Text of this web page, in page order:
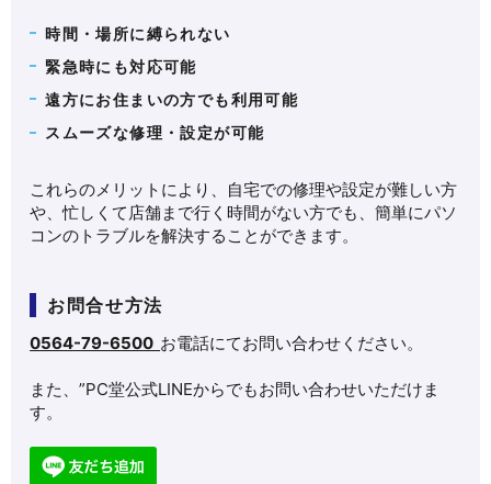
時間・場所に縛られない
緊急時にも対応可能
遠方にお住まいの方でも利用可能
スムーズな修理・設定が可能
これらのメリットにより、自宅での修理や設定が難しい方
や、忙しくて店舗まで行く時間がない方でも、簡単にパソ
コンのトラブルを解決することができます。
お問合せ方法
0564-79-6500 お電話にてお問い合わせください。
また、”PC堂公式LINEからでもお問い合わせいただけま
す。